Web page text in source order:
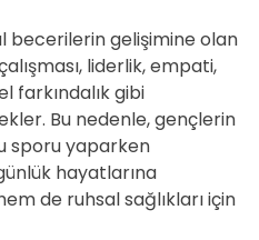
becerilerin gelişimine olan
liderlik, empati,
farkındalık gibi
Bu nedenle, gençlerin
sporu yaparken
hayatlarına
de ruhsal sağlıkları için